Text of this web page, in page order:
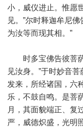
小，威仪进止。惟愿
见。”尔时释迦牟尼
为汝等而现其相。”
时多宝佛告彼菩萨
见汝身。”于时妙音
发来，所经诸国，六
乐，不鼓自鸣。是菩
月，其面貌端正、复
严，威德炽盛，光明